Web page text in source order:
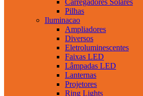
Carregadores Solares
Pilhas
Iluminacao
Ampliadores
Diversos
Eletroluminescentes
Faixas LED
Lâmpadas LED
Lanternas
Projetores
Ring Lights